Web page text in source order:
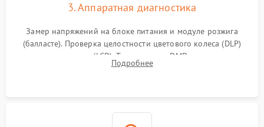
3. Аппаратная диагностика
Замер напряжений на блоке питания и модуле розжига
(балласте). Проверка целостности цветового колеса (DLP)
или поляризаторов (LCD). Тестирование DMD-чипа, датчиков
температуры и оптопар с помощью мультиметра и
Подробнее